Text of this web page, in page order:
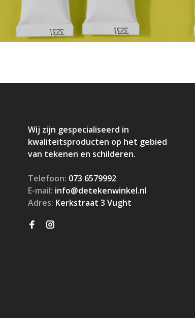
Wij zijn gespecialiseerd in
kwaliteitsproducten op het gebied
van tekenen en schilderen.
Telefoon: 073 6579992
E-mail: info@detekenwinkel.nl
Adres: Kerkstraat 3 Vught